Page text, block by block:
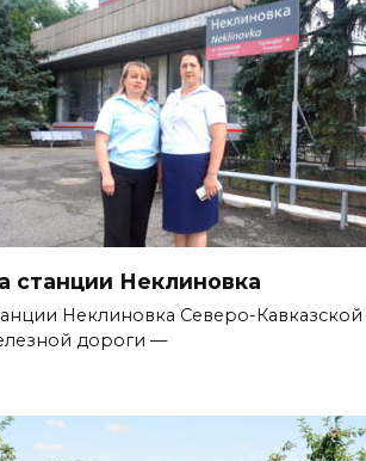
станции Неклиновка
Неклиновка Северо-Кавказской
дороги —